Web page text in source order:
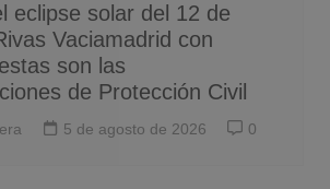
eclipse solar del 12 de
Vaciamadrid con
son las
de Protección Civil
5 de agosto de 2026 0